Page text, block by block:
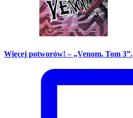
Więcej potworów! – „Venom. Tom 3”.